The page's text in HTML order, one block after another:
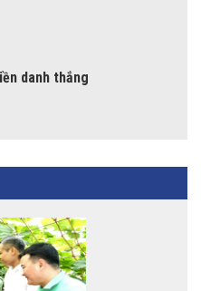
danh thắng
Sơn - tinh túy xứ
Tích, tinh túy